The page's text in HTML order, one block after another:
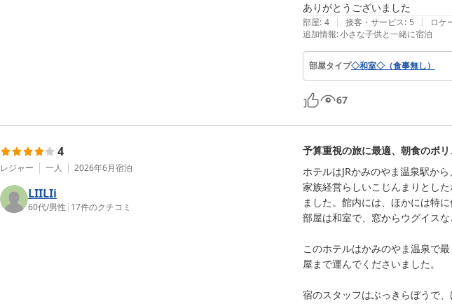
ありがとうございました
部屋: 4 | 接客・サービス: 5 | ロケ
追加情報:小さな子供と一緒に宿泊
部屋タイプ◇和室◇（食事無し）
67
4
レジャー 一人 2026年6月宿泊
LIILIi
60代/男性 | 17件のクチコミ
予算重視の旅に最適、朝食のボ
ホテルはJRかみのやま温泉駅か
家族経営らしいこじんまりとし
ました。館内には、ほかには特に
部屋は和室で、窓からウグイス
このホテルはかみのやま温泉で
屋まで運んでくださいました。
宿のスタッフはぶっきらぼうで